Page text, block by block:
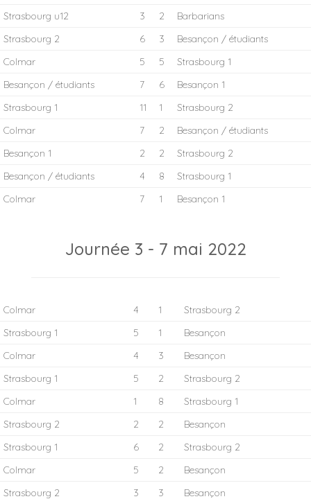
Strasbourg u12
3 2
Barbarians
Strasbourg 2
6 3
Besançon / étudiants
Colmar
5 5
Strasbourg 1
Besançon / étudiants
7 6
Besançon 1
Strasbourg 1
11 1
Strasbourg 2
Colmar
7 2
Besançon / étudiants
Besançon 1
2 2
Strasbourg 2
Besançon / étudiants
4 8
Strasbourg 1
Colmar
7 1 Besançon 1
Journée 3 - 7 mai 2022
Colmar 4 1
Strasbourg 2
Strasbourg 1
5 1
Besançon
Colmar
4 3
Besançon
Strasbourg 1
5 2
Strasbourg 2
Colmar
1 8
Strasbourg 1
Strasbourg 2
2 2
Besançon
Strasbourg 1
6 2
Strasbourg 2
Colmar
5 2
Besançon
Strasbourg 2
3 3 Besançon